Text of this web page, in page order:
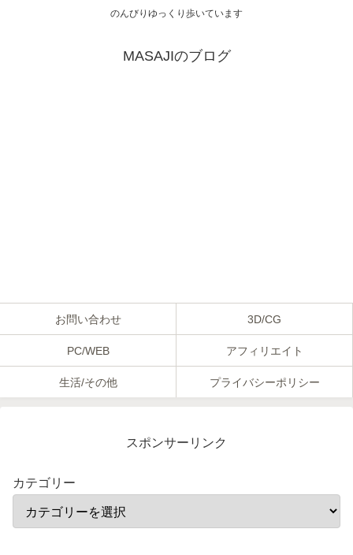
のんびりゆっくり歩いています
MASAJIのブログ
お問い合わせ 3D/CG
PC/WEB アフィリエイト
生活/その他 プライバシーポリシー
スポンサーリンク
カテゴリー